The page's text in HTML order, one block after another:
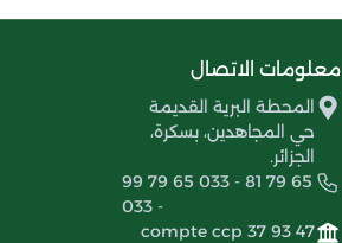
معلومات الاتصال
المحطة البرية القديمة
حي المجاهدين، بسكرة،
الجزائر.
99 79 65 033 - 81 79 65
033 -
compte ccp 37 93 47